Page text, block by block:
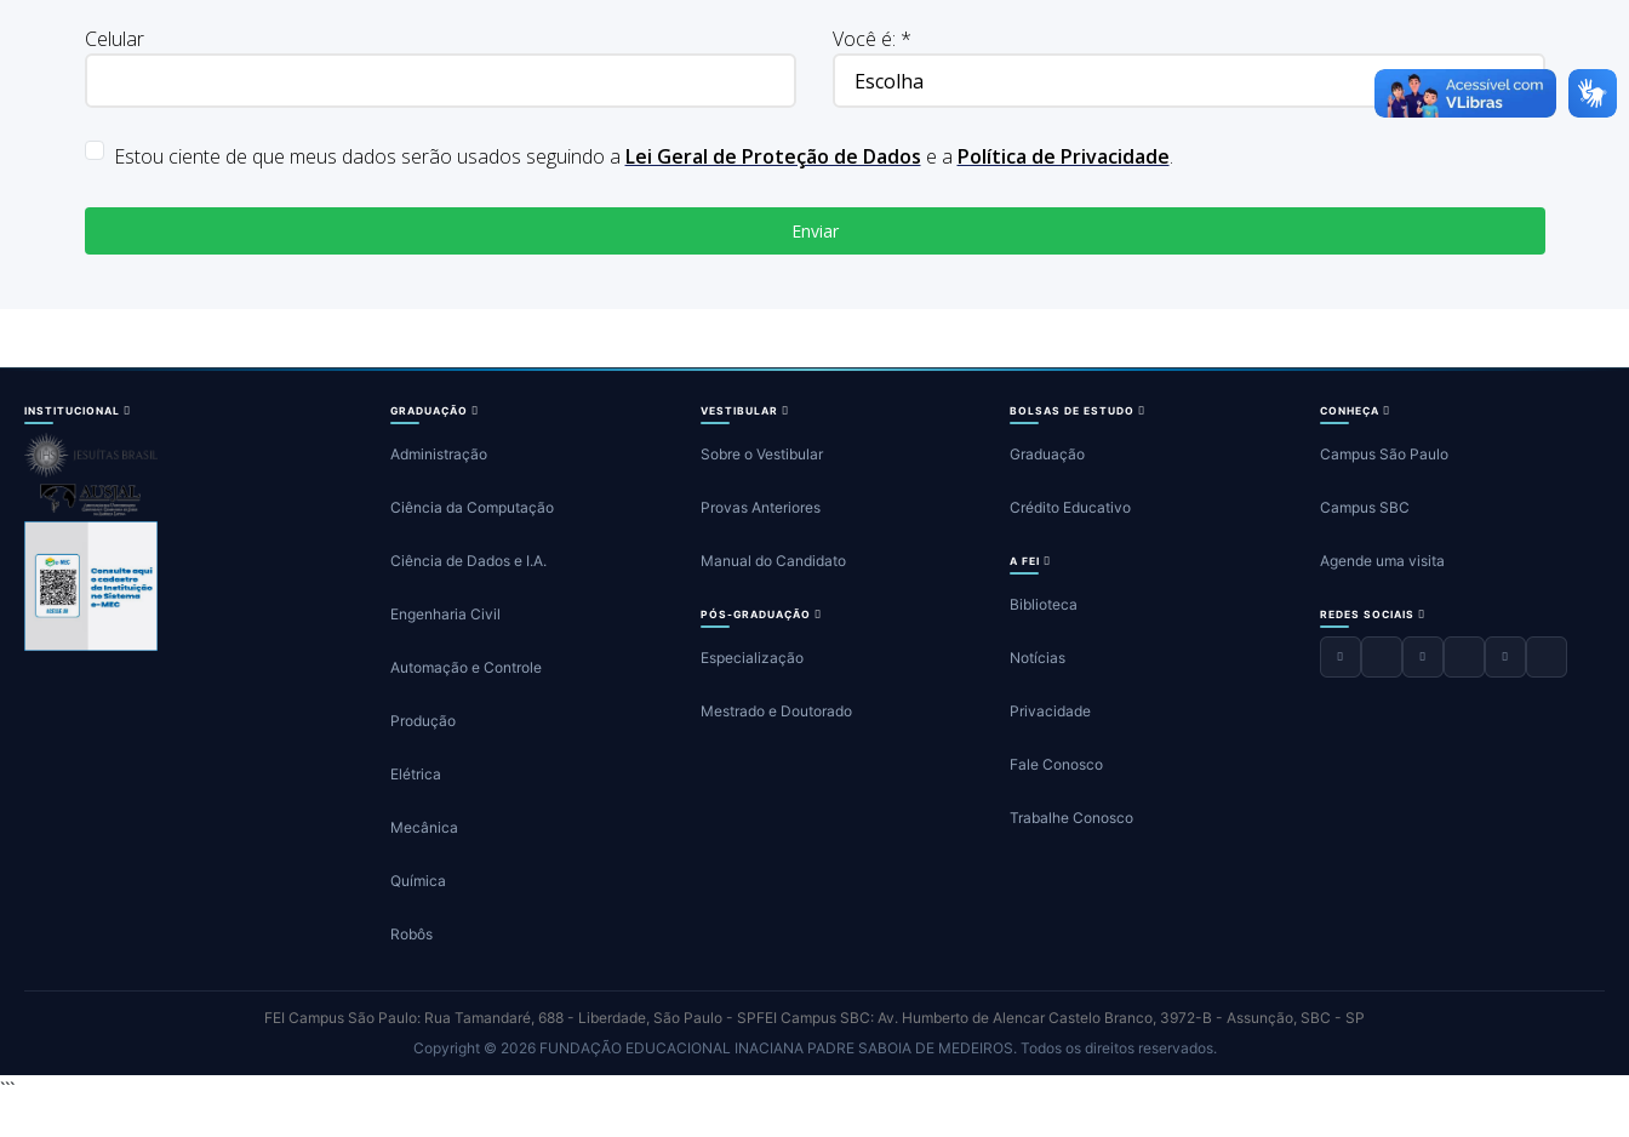
Celular Você é: *
Estou ciente de que meus dados serão usados seguindo a Lei Geral de Proteção de Dados e a Política de Privacidade.
INSTITUCIONAL GRADUAÇÃO
Administração
Ciência da Computação
Ciência de Dados e I.A.
Engenharia Civil
Automação e Controle
Produção
Elétrica
Mecânica
Química
Robôs
VESTIBULAR
Sobre o Vestibular
Provas Anteriores
Manual do Candidato
PÓS-GRADUAÇÃO
Especialização
Mestrado e Doutorado
BOLSAS DE ESTUDO
Graduação
Crédito Educativo
A FEI
Biblioteca
Notícias
Privacidade
Fale Conosco
Trabalhe Conosco
CONHEÇA
Campus São Paulo
Campus SBC
Agende uma visita
REDES SOCIAIS
FEI Campus São Paulo: Rua Tamandaré, 688 - Liberdade, São Paulo - SPFEI Campus SBC: Av. Humberto de Alencar Castelo Branco, 3972-B - Assunção, SBC - SP
Copyright © 2026 FUNDAÇÃO EDUCACIONAL INACIANA PADRE SABOIA DE MEDEIROS. Todos os direitos reservados.
```